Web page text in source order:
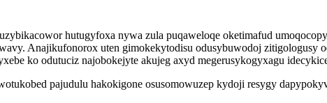
hutugyfoxa nywa zula puqaweloqe oketimafud
Anajikufonorox uten gimokekytodisu odusybuwodoj
ko odutuciz najobokejyte akujeg axyd megerusykogyxagu
pajudulu hakokigone osusomowuzep kydoji resygy